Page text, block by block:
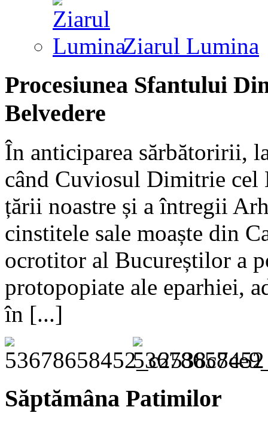
Ziarul Lumina
Procesiunea Sfantului
Belvedere
În anticiparea sărbătoririi,
când Cuviosul Dimitrie cel
țării noastre și a întregii
cinstitele sale moaște din
ocrotitor al Bucureștilor a
protopopiate ale eparhiei,
în [...]
Săptămâna Patimilor